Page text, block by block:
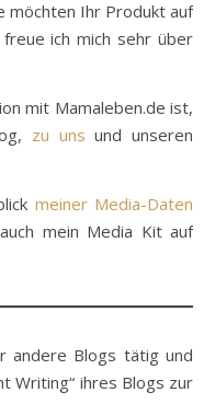
möchten Ihr Produkt auf
ich mich sehr über
mit Mamaleben.de ist,
zu uns und unseren
meiner Media-Daten
mein Media Kit auf
andere Blogs tätig und
Writing“ ihres Blogs zur